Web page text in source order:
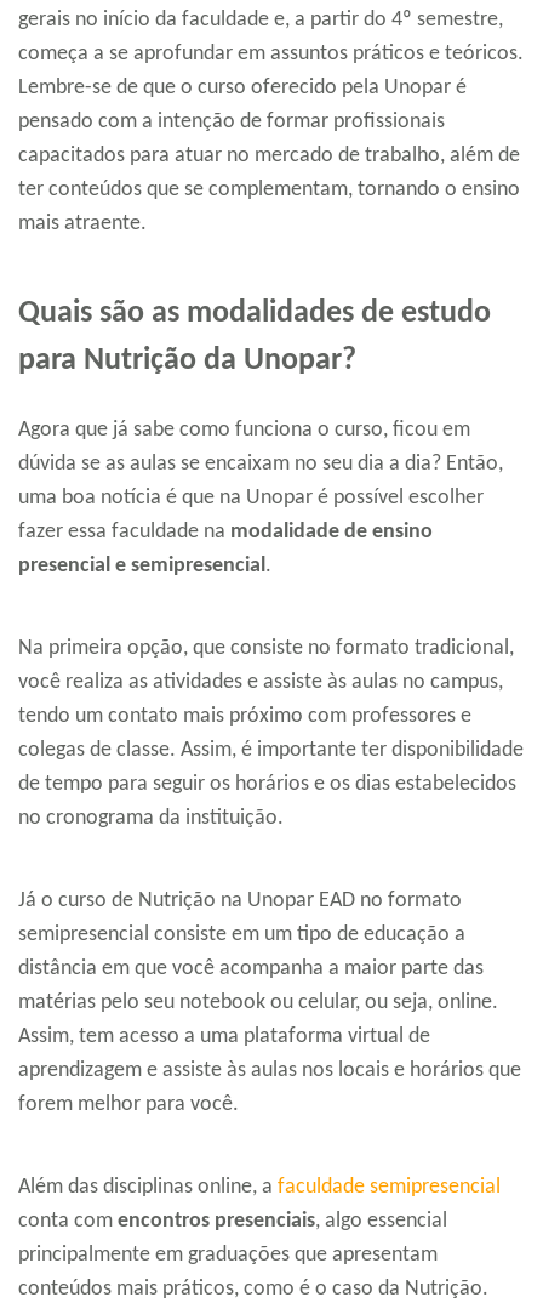
gerais no início da faculdade e, a partir do 4º semestre,
começa a se aprofundar em assuntos práticos e teóricos.
Lembre-se de que o curso oferecido pela Unopar é
pensado com a intenção de formar profissionais
capacitados para atuar no mercado de trabalho, além de
ter conteúdos que se complementam, tornando o ensino
mais atraente.
Quais são as modalidades de estudo
para Nutrição da Unopar?
Agora que já sabe como funciona o curso, ficou em
dúvida se as aulas se encaixam no seu dia a dia? Então,
uma boa notícia é que na Unopar é possível escolher
fazer essa faculdade na modalidade de ensino
presencial e semipresencial.
Na primeira opção, que consiste no formato tradicional,
você realiza as atividades e assiste às aulas no campus,
tendo um contato mais próximo com professores e
colegas de classe. Assim, é importante ter disponibilidade
de tempo para seguir os horários e os dias estabelecidos
no cronograma da instituição.
Já o curso de Nutrição na Unopar EAD no formato
semipresencial consiste em um tipo de educação a
distância em que você acompanha a maior parte das
matérias pelo seu notebook ou celular, ou seja, online.
Assim, tem acesso a uma plataforma virtual de
aprendizagem e assiste às aulas nos locais e horários que
forem melhor para você.
Além das disciplinas online, a faculdade semipresencial
conta com encontros presenciais, algo essencial
principalmente em graduações que apresentam
conteúdos mais práticos, como é o caso da Nutrição.